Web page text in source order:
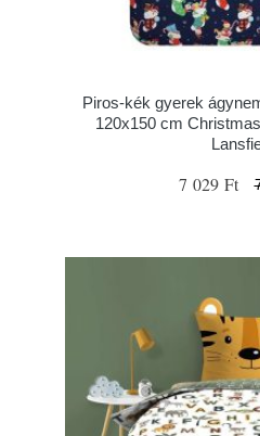
Piros-kék gyerek
120x150 cm
7 029 Ft